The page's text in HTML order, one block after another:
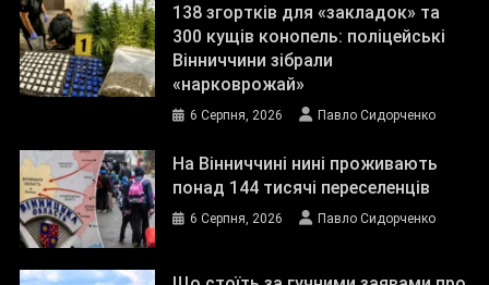
138 згортків для «закладок» та
300 кущів конопель: поліцейські
Вінниччини зібрали
«нарковрожай»
6 Серпня, 2026 Павло Сидорченко
На Вінниччині нині проживають
понад 144 тисячі переселенців
6 Серпня, 2026 Павло Сидорченко